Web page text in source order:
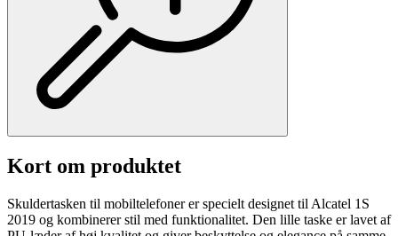
Kort om produktet
Skuldertasken til mobiltelefoner er specielt designet til Alcatel 1S
2019 og kombinerer stil med funktionalitet. Den lille taske er lavet af